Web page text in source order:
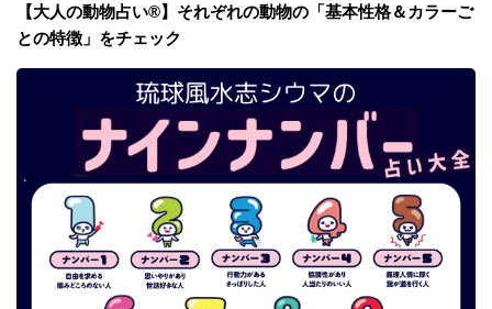
【大人の動物占い®】それぞれの動物の「基本性格＆カラーご
との特徴」をチェック